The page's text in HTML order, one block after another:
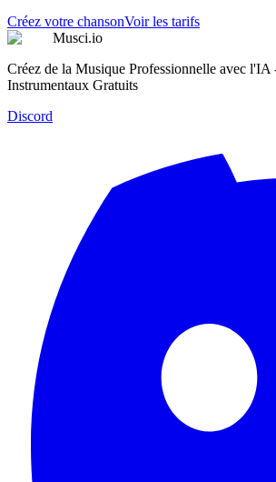
Créez votre chansonVoir les tarifs
Musci.io
Créez de la Musique Professionnelle avec l'IA
Instrumentaux Gratuits
Discord